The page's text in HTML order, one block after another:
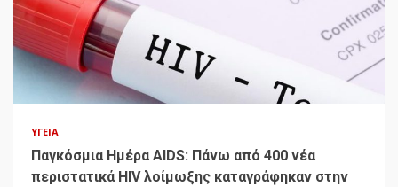
ΥΓΕΊΑ
Παγκόσμια Ημέρα AIDS: Πάνω από 400 νέα
περιστατικά HIV λοίμωξης καταγράφηκαν στην